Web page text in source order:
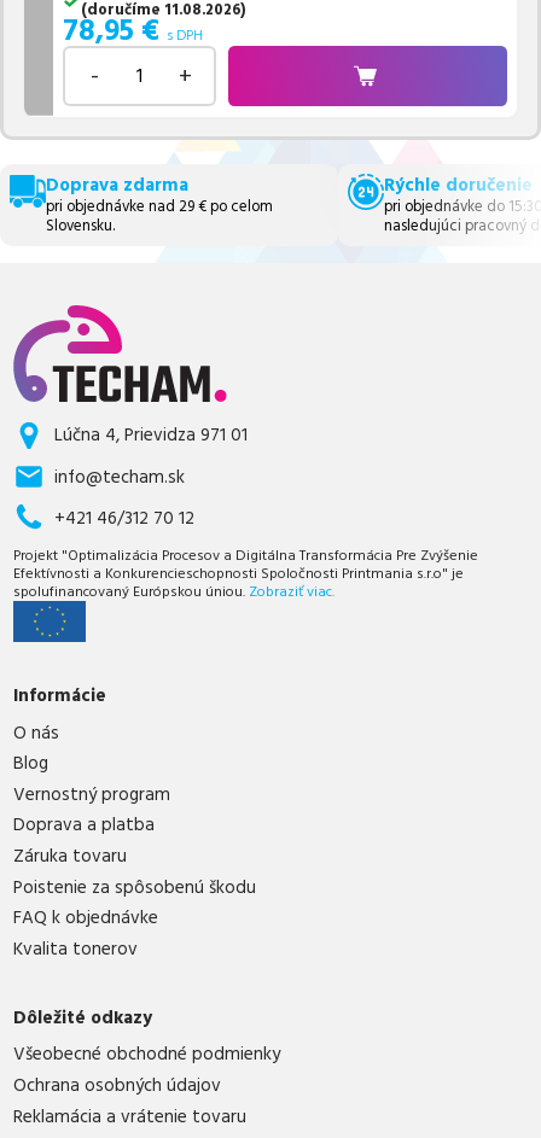
(doručíme 11.08.2026)
78,95 € s DPH
- +
Doprava zdarma
pri objednávke nad 29 € po celom
Slovensku.
Rýchle doručenie
pri objednávke do
nasledujúci pracovný
Lúčna 4, Prievidza 971 01
info@techam.sk
+421 46/312 70 12
Projekt "Optimalizácia Procesov a Digitálna Transformácia Pre Zvýšenie
Efektívnosti a Konkurencieschopnosti Spoločnosti Printmania s.r.o" je
spolufinancovaný Európskou úniou. Zobraziť viac.
Informácie
O nás
Blog
Vernostný program
Doprava a platba
Záruka tovaru
Poistenie za spôsobenú škodu
FAQ k objednávke
Kvalita tonerov
Dôležité odkazy
Všeobecné obchodné podmienky
Ochrana osobných údajov
Reklamácia a vrátenie tovaru